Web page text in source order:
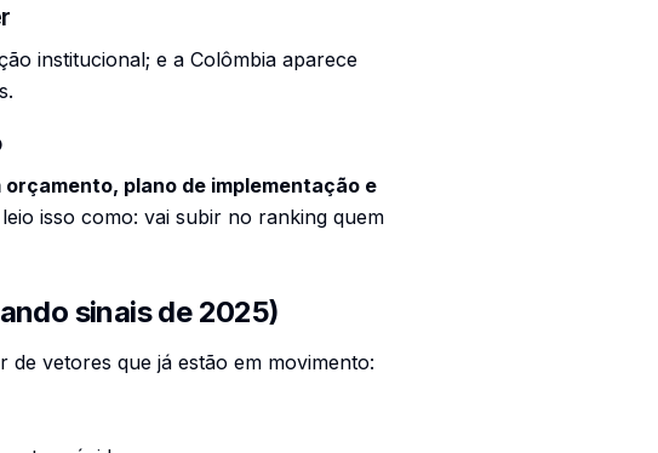
institucional; e a Colômbia aparece
plano de implementação e
isso como: vai subir no ranking quem
sinais de 2025)
vetores que já estão em movimento: